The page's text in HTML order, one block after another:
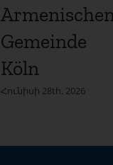
Gemeinde
Köln
Հունիսի 28th, 2026